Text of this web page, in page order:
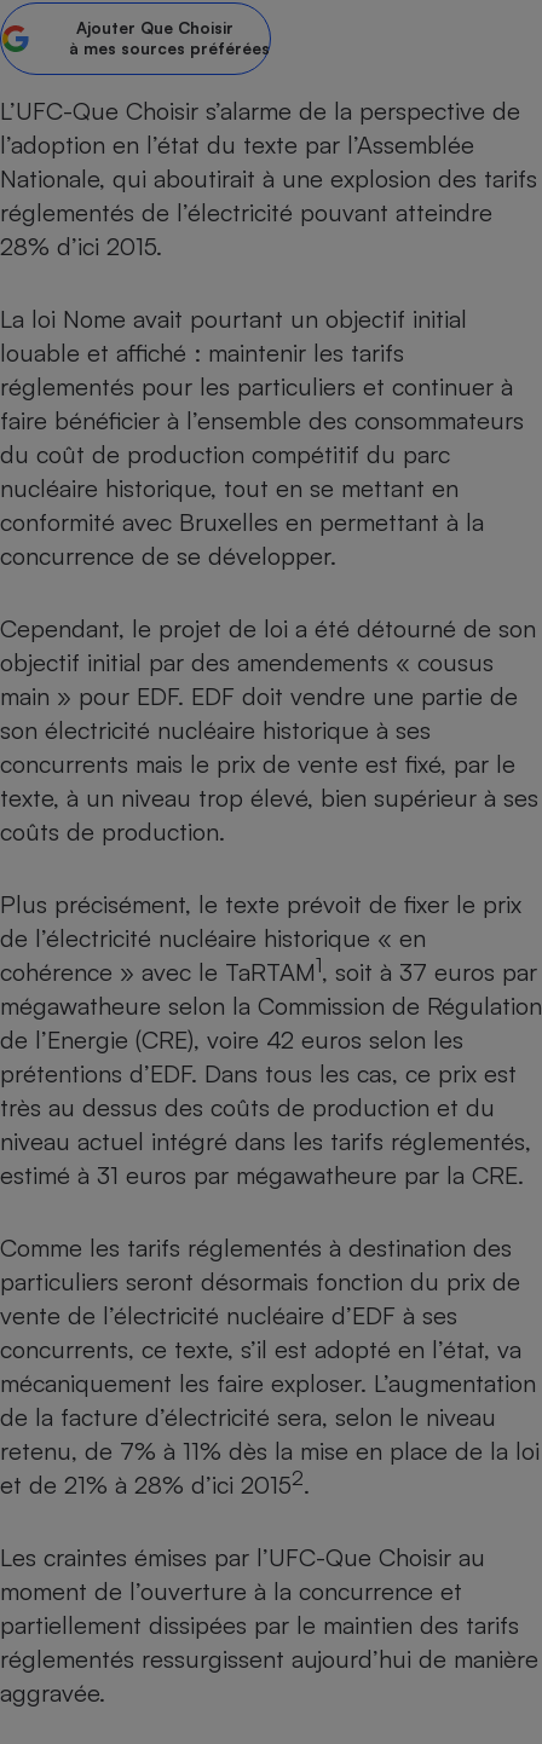
Ajouter Que Choisir
à mes sources préférées
L’UFC-Que Choisir s’alarme de la perspective de
l’adoption en l’état du texte par l’Assemblée
Nationale, qui aboutirait à une explosion des tarifs
réglementés de l’électricité pouvant atteindre
28% d’ici 2015.
La loi Nome avait pourtant un objectif initial
louable et affiché : maintenir les tarifs
réglementés pour les particuliers et continuer à
faire bénéficier à l’ensemble des consommateurs
du coût de production compétitif du parc
nucléaire historique, tout en se mettant en
conformité avec Bruxelles en permettant à la
concurrence de se développer.
Cependant, le projet de loi a été détourné de son
objectif initial par des amendements « cousus
main » pour EDF. EDF doit vendre une partie de
son électricité nucléaire historique à ses
concurrents mais le prix de vente est fixé, par le
texte, à un niveau trop élevé, bien supérieur à ses
coûts de production.
Plus précisément, le texte prévoit de fixer le prix
de l’électricité nucléaire historique « en
cohérence » avec le TaRTAM1, soit à 37 euros par
mégawatheure selon la Commission de Régulation
de l’Energie (CRE), voire 42 euros selon les
prétentions d’EDF. Dans tous les cas, ce prix est
très au dessus des coûts de production et du
niveau actuel intégré dans les tarifs réglementés,
estimé à 31 euros par mégawatheure par la CRE.
Comme les tarifs réglementés à destination des
particuliers seront désormais fonction du prix de
vente de l’électricité nucléaire d’EDF à ses
concurrents, ce texte, s’il est adopté en l’état, va
mécaniquement les faire exploser. L’augmentation
de la facture d’électricité sera, selon le niveau
retenu, de 7% à 11% dès la mise en place de la loi
et de 21% à 28% d’ici 20152.
Les craintes émises par l’UFC-Que Choisir au
moment de l’ouverture à la concurrence et
partiellement dissipées par le maintien des tarifs
réglementés ressurgissent aujourd’hui de manière
aggravée.
Supermarché - Drive
alimentaire
bouteille
Epargne - Fiscalité
Assurance emprunteur
Pièce détachée
Moto
Comparateur auto
Supermarché - Drive
Comparatif
Comparatif plaque à
Comparatif hotte
Comparatif aspirateur
Comparatif cafetière
Comparatif robot cuiseur
Comparatif centrale
Gros électroménager
Lave-linge
Plaque de cuisson à
induction
Climatiseur -
Ventilateur
Cafetière à expressos
Comparatif casque audio
Comparatif barre de son
Comparatif imprimante
Comparatif tablette
Image et son
Informatique
Internet
Téléphonie
Téléphone mobile -
Smartphone
Antivirus
Comparatif tondeuse
Comparatif poêle à
Comparatif radiateur
Bricolage - Jardinage
Chauffage
Produit d'entretien
Sécurité domestique
Matelas
Radiateur électrique
Climatiseur -
Ventilateur
Système de santé -
Mutuelle
Retraite
Choisir son fioul
Choisir son pellet
Energie Moins Chère Ensemble
Toutes les cartes interactives
Speedtest - Testez le débit de votre
connexion Internet